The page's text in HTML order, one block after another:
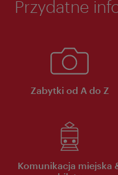
Przydatne
Zabytki od A do Z
Komunikacja miejska